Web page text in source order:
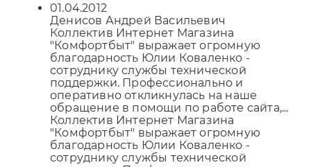
01.04.2012
Денисов Андрей Васильевич
Коллектив Интернет Магазина
"Комфортбыт" выражает огромную
благодарность Юлии Коваленко -
сотруднику службы технической
поддержки. Профессионально и
оперативно откликнулась на наше
обращение в помощи по работе сайта,...
Коллектив Интернет Магазина
"Комфортбыт" выражает огромную
благодарность Юлии Коваленко -
сотруднику службы технической